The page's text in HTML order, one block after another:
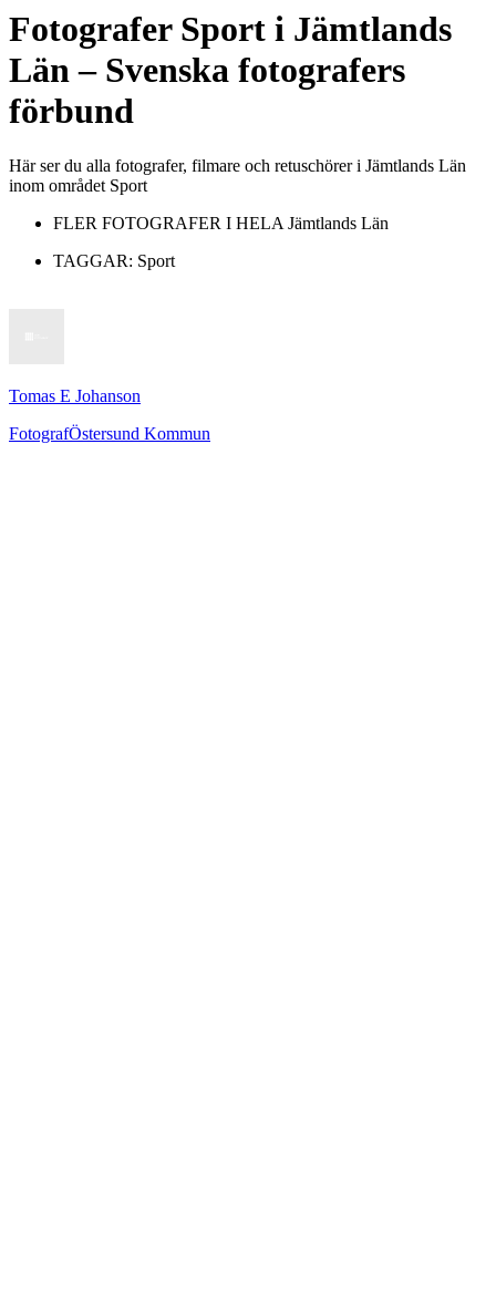
Fotografer Sport i Jämtlands
Län– Svenska fotografers
förbund
Här ser du alla fotografer, filmare och retuschörer i Jämtlands Län
inom området Sport
FLER FOTOGRAFER I HELA Jämtlands Län
TAGGAR: Sport
Tomas E Johanson
FotografÖstersund Kommun